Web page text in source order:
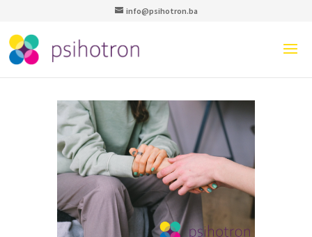
info@psihotron.ba